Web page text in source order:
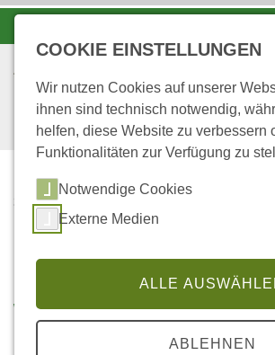
STARTSEITE
...
WALD-
Wald-
COOKIE EINSTELLUNGEN
Wir nutzen Cookies auf unserer
ihnen sind technisch notwendig,
helfen, diese Website zu verbessern
Funktionalitäten zur Verfügung zu
Notwendige Cookies
Externe Medien
ALLE
ABLEHNEN